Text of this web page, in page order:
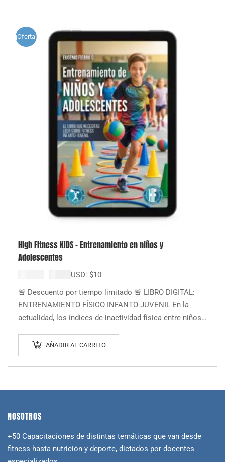
¡Oferta!
High Fitness KIDS – Entrenamiento en niños y
Adolescentes
original
era:
El
actual
es:
USD: $10
🚨 Descuento por tiempo limitado 🚨 LIBRO DIGITAL:
ENTRENAMIENTO FÍSICO INFANTO-JUVENIL En la
actualidad, los índices de inactividad física entre niños y
de que… AÑADIR AL CARRITO
NOSOTROS
+50 Capacitaciones de distintas temáticas que van desde
fitness hasta nutrición y deporte, dictados por docentes